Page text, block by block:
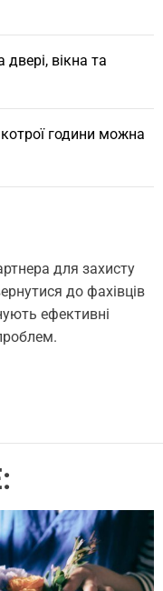
двері, вікна та
години можна
для захисту
до фахівців
ефективні